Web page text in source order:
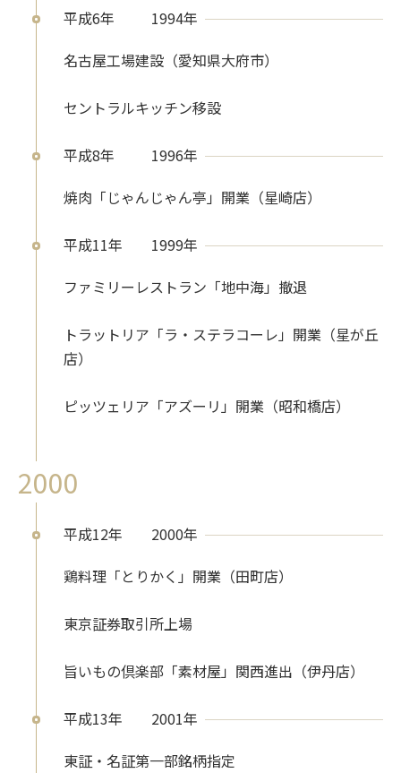
平成6年
1994年
名古屋工場建設（愛知県大府市）
セントラルキッチン移設
平成8年
1996年
焼肉「じゃんじゃん亭」開業（星崎店）
平成11年
1999年
ファミリーレストラン「地中海」撤退
トラットリア「ラ・ステラコーレ」開業（星が丘
店）
ピッツェリア「アズーリ」開業（昭和橋店）
2000
平成12年
2000年
鶏料理「とりかく」開業（田町店）
東京証券取引所上場
旨いもの倶楽部「素材屋」関西進出（伊丹店）
平成13年
2001年
東証・名証第一部銘柄指定